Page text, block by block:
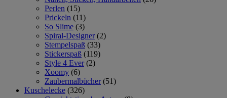
Perlen (15)
Prickeln (11)
So Slime (3)
Spiral-Designer (2)
Stempelspaß (33)
Stickerspaß (119)
Style 4 Ever (2)
Xoomy (6)
Zaubermalbücher (51)
Kuschelecke (326)